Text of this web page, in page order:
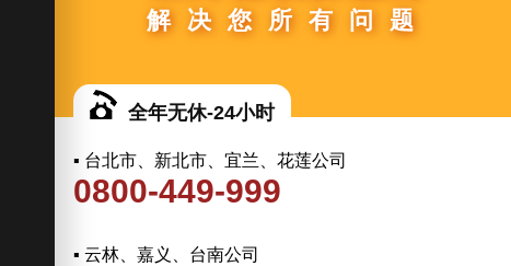
解决您所有问题
全年无休-24小时
▪ 台北市、新北市、宜兰、花莲公司
0800-449-999
▪ 云林、嘉义、台南公司